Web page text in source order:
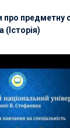
предметну
(Історія)